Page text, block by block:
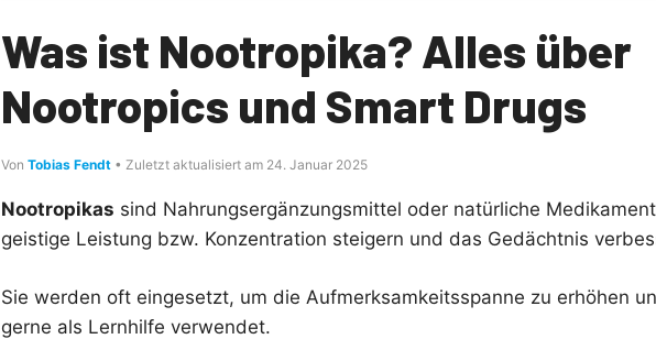
Was ist Nootropika? Alles über
Nootropics und Smart Drugs
Von Tobias Fendt • Zuletzt aktualisiert am 24. Januar 2025
Nootropikas sind Nahrungsergänzungsmittel oder natürliche
geistige Leistung bzw. Konzentration steigern und das Gedächtnis
Sie werden oft eingesetzt, um die Aufmerksamkeitsspanne zu erhöhen
gerne als Lernhilfe verwendet.